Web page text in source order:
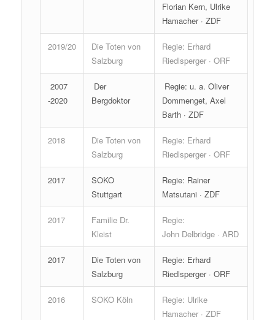
Florian Kern, Ulrike
Hamacher · ZDF
2019/20
Die Toten von
Salzburg
Regie: Erhard
Riedlsperger · ORF
2007
-2020
Der
Bergdoktor
Regie: u. a. Oliver
Dommenget, Axel
Barth · ZDF
2018
Die Toten von
Salzburg
Regie: Erhard
Riedlsperger · ORF
2017
SOKO
Stuttgart
Regie: Rainer
Matsutani · ZDF
2017
Familie Dr.
Kleist
Regie:
John Delbridge · ARD
2017
Die Toten von
Salzburg
Regie: Erhard
Riedlsperger · ORF
2016 SOKO Köln
Regie: Ulrike
Hamacher · ZDF